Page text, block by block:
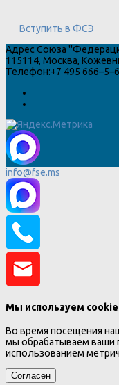
Вступить в ФСЭ
Адрес Союза
115114, Москва,
Телефон:+7 495
info@fse.ms
Мы используем cookie
Во время посещения
мы обрабатываем ваши
использованием
Согласен